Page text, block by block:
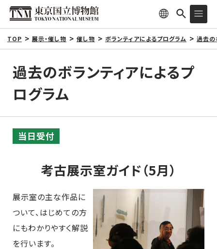
TOP 展示・催し物 催し物 ボランティアによるプログラム 過去の
過去のボランティアによるプ
ログラム
当日受付
考古展示室ガイド（5月）
展示室の主な作品に
ついて、はじめての方
にもわかりやすく解説
を行います。